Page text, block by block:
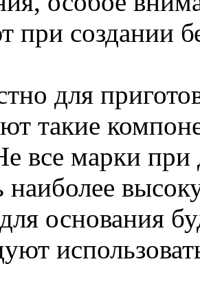
при создании
для
такие
все марки
наиболее
основания